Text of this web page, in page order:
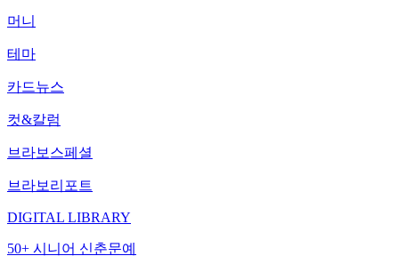
머니
테마
카드뉴스
컷&칼럼
브라보스페셜
브라보리포트
DIGITAL LIBRARY
50+ 시니어 신춘문예